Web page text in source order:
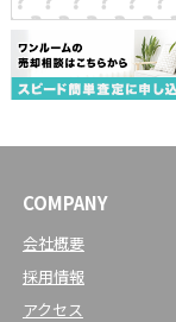
COMPANY
会社概要
採用情報
アクセス